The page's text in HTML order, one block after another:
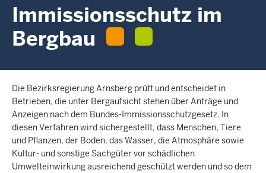
h
h
Immissionsschutz im
Bergbau
Die Bezirksregierung Arnsberg prüft und entscheidet in
Betrieben, die unter Bergaufsicht stehen über Anträge und
Anzeigen nach dem Bundes-Immissionsschutzgesetz. In
diesen Verfahren wird sichergestellt, dass Menschen, Tiere
und Pflanzen, der Boden, das Wasser, die Atmosphäre sowie
Kultur- und sonstige Sachgüter vor schädlichen
Umwelteinwirkung ausreichend geschützt werden und so dem